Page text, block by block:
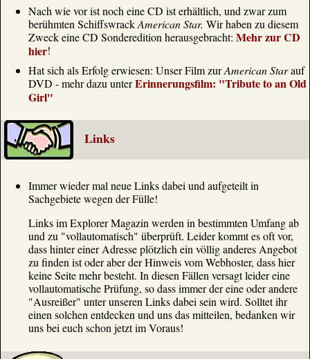
Nach wie vor ist noch eine CD ist erhältlich, und zwar zum
berühmten SchiffswrackAmerican Star. Wir haben zu diesem
Zweck eine CD Sonderedition herausgebracht: Mehr zur CD
hier!
Hat sich als Erfolg erwiesen: Unser Film zurAmerican Starauf
DVD - mehr dazu unterErinnerungsfilm: "Tribute to an Old
Girl"
Links
Immer wieder mal neue Links dabei und aufgeteilt in
Sachgebiete wegen der Fülle!
Links im Explorer Magazin werden in bestimmten Umfang ab
und zu "vollautomatisch" überprüft. Leider kommt es oft vor,
dass hinter einer Adresse plötzlich ein völlig anderes Angebot
zu finden ist oder aber der Hinweis vom Webhoster, dass hier
keine Seite mehr besteht. In diesen Fällen versagt leider eine
vollautomatische Prüfung, so dass immer der eine oder andere
"Ausreißer" unter unseren Links dabei sein wird. Solltet ihr
einen solchen entdecken und uns das mitteilen, bedanken wir
uns bei euch schon jetzt im Voraus!